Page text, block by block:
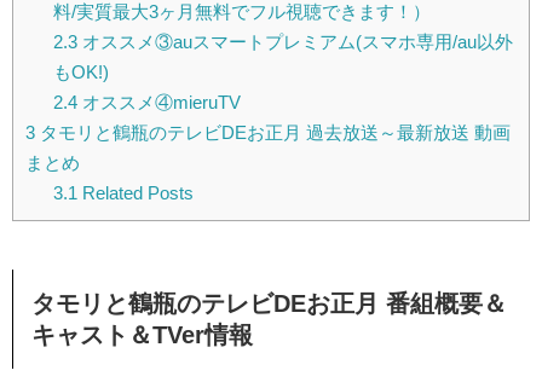
料/実質最大3ヶ月無料でフル視聴できます！）
2.3オススメ③auスマートプレミアム(スマホ専用/au以外
もOK!)
2.4オススメ④mieruTV
3 タモリと鶴瓶のテレビDEお正月 過去放送～最新放送 動画
まとめ
3.1 Related Posts
タモリと鶴瓶のテレビDEお正月 番組概要＆
キャスト＆TVer情報